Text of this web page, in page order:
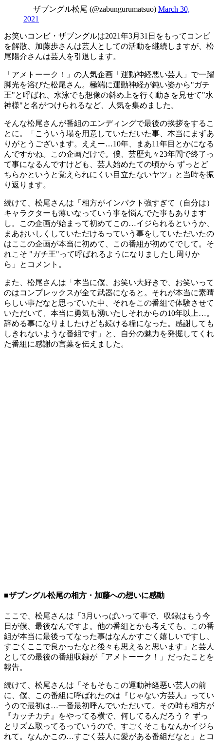
— ザブングル松尾 (@zabungurumatsuo) March 30,
2021
お笑いコンビ・ザブングルは2021年3月31日をもってコンビ
を解散、加藤歩さんは芸人としての活動を継続しますが、松
尾陽介さんは芸人を引退します。
「アメトーーク！」の人気企画「運動神経悪い芸人」で一躍
脚光を浴びた松尾さん。極端に運動神経が鈍い姿から"ガチ
王"と呼ばれ、水泳でも想像の斜め上を行く動きを見せて"水
神様"と名がつけられるなど、人気を集めました。
そんな松尾さんが番組のエンディングで最後の挨拶をするこ
とに。「こういう場を用意していただいた事、本当にまずあ
りがとうございます。ええー…10年、まあ11年目とかになる
んですかね。この企画だけで。僕、芸歴丸々23年間で終了っ
て事になるんですけども、芸人始めたての頃から ずっとど
ちらかというと覚えられにくい目立たないヤツ」と当時を振
り返ります。
続けて、松尾さんは「相方がインパクト強すぎて（自分は）
キャラクターも薄いなっていう事を悩んでた事もあります
し。この企画が始まって初めてこの…イジられるというか、
まあおいしくしていただけるっていう事をしていただいたの
はここの企画が本当に初めて、この番組が初めてでして。そ
れこそ "ガチ王"って呼ばれるようになりましたし周りか
ら」とコメント。
また、松尾さんは「本当に僕、お笑い大好きで、お笑いって
のはコンプレックスが全て武器になると。それが本当に素晴
らしい事だなと思っていた中、それをこの番組で体験させて
いただいて、本当に勇気も湧いたしそれからの10年以上…。
辞める事になりましたけども続ける糧になった。感謝しても
しきれないような番組です」と、自分の魅力を発掘してくれ
た番組に感謝の言葉を伝えました。
■ザブングル松尾の相方・加藤への想いに感動
ここで、松尾さんは「3月いっぱいって事で、収録はもう今
日が僕、最後なんですよ。他の番組とかも考えても、この番
組が本当に最後ってなった事はなんかすごく嬉しいですし、
すごくここで良かったなと後々も思えると思います」と芸人
としての最後の番組収録が「アメトーーク！」だったことを
報告。
続けて、松尾さんは「そもそもこの運動神経悪い芸人の前
に、僕、この番組に呼ばれたのは『じゃない方芸人』ってい
うので最初は…一番最初呼んでいただいて。その時も相方が
『カッチカチ』をやってる横で、何してるんだろう？ ずっ
とリズム取ってるっていうので、すごくそこもなんかイジら
れて。なんかこの…すごく芸人に愛がある番組だなと」とコ